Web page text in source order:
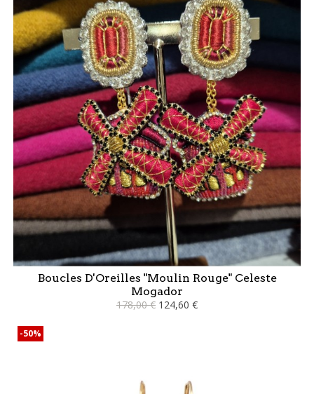
Boucles D'Oreilles "Moulin Rouge" Celeste
Mogador
178,00 € 124,60 €
-50%